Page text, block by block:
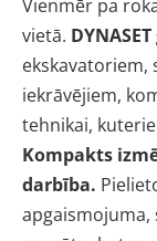
Vienmēr pa
vietā. DYNASET
iekrāvējiem,
tehnikai,
Kompakts
darbība.